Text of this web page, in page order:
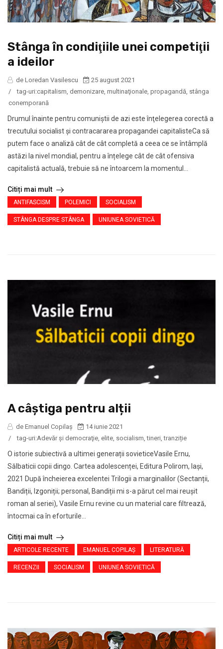
Stânga în condiţiile unei competiţii
a ideilor
de Loredan Vasilescu
25 august 2021
/
tag-uri:capitalism, demonizare, multinaţionale, propagandă, stânga
conemporană
Drumul înainte pentru comuniştii de azi este înţelegerea corectă a
trecutului socialist şi contracararea propagandei capitalisteCa să
putem face o analiză cât de cât completă a ceea ce se întâmplă
astăzi la nivel mondial, pentru a înțelege cât de cât ofensiva
capitalistă actuală, trebuie să ne întoarcem la momentul...
Citiți mai mult
ANTIFASCISM POLEMICI SOCIALISM
STÂNGA DESPRE STÂNGA UNIUNEA SOVIETICĂ
A câștiga pentru alții
de Emanuel Copilaș
14 iunie 2021
/
tag-uri:Adevăr şi democraţie, elite, socialism,tineri,tranziție
O istorie subiectivă a ultimei generații sovieticeVasile Ernu,
Sălbaticii copii dingo. Cartea adolescenței, Editura Polirom, Iași,
2021 După încheierea excelentei Trilogii a marginalilor (Sectanții,
Bandiții, Izgoniții; personal, Bandiții mi s-a părut cel mai reușit
roman al seriei), Vasile Ernu revine cu un material care filtrează,
întocmai ca în eforturile...
Citiți mai mult
ARTICOLE RECENTE EMANUEL COPILAȘ LITERATURĂ
RECENZII SOCIALISM UNIUNEA SOVIETICĂ